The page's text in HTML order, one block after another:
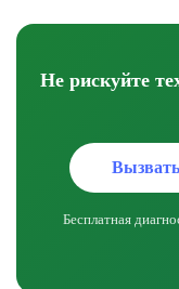
Не рискуйте
Бесплатная